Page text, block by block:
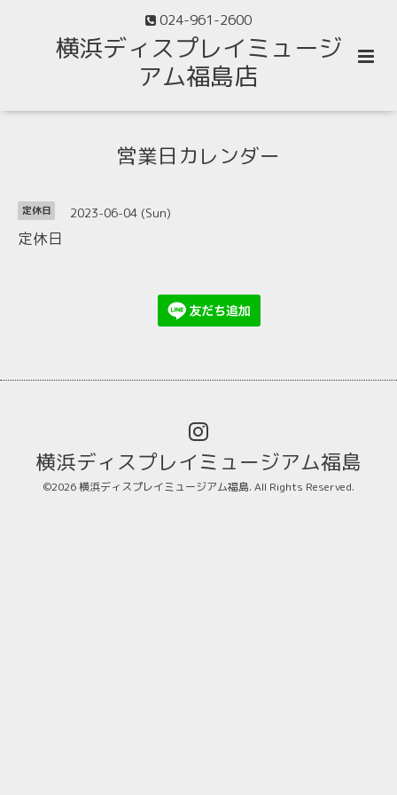
024-961-2600
横浜ディスプレイミュージ
アム福島店
営業日カレンダー
定休日 2023-06-04 (Sun)
定休日
横浜ディスプレイミュージアム福島
©2026横浜ディスプレイミュージアム福島. All Rights Reserved.